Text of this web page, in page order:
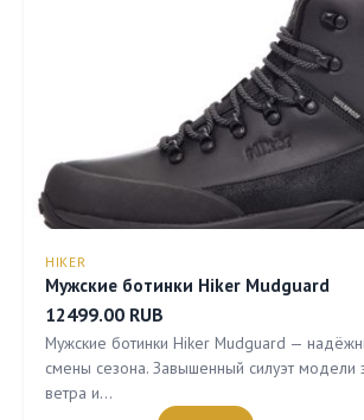
HIKER
Мужские ботинки Hiker Mudguard
12499.00 RUB
Мужские ботинки Hiker Mudguard —
смены сезона. Завышенный силуэт модели
ветра и…